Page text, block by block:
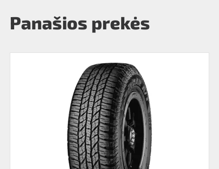
Panašios prekės